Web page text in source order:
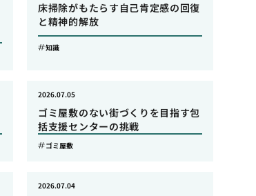
床掃除がもたらす自己肯定感の回復
と精神的解放
知識
ゴミ屋敷のない街づくりを目指す包
括支援センターの挑戦
2026.07.05
ゴミ屋敷
2026.07.04